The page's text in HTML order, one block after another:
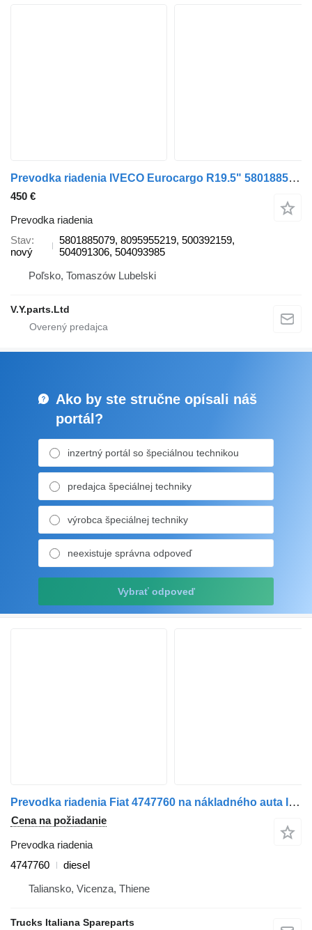
Prevodka riadenia IVECO Eurocargo R19.5" 5801885079 na nákladného auta IVECO Eurocargo 120E28 19.5"
450 €
Prevodka riadenia
Stav
nový
5801885079, 8095955219, 500392159,
504091306, 504093985
Poľsko, Tomaszów Lubelski
V.Y.parts.Ltd
Ako by ste stručne opísali náš
portál?
inzertný portál so špeciálnou technikou
predajca špeciálnej techniky
výrobca špeciálnej techniky
neexistuje správna odpoveď
Vybrať odpoveď
Prevodka riadenia Fiat 4747760 na nákladného auta IVECO 190-38
Cena na požiadanie
Prevodka riadenia
4747760
diesel
Taliansko, Vicenza, Thiene
Trucks Italiana Spareparts